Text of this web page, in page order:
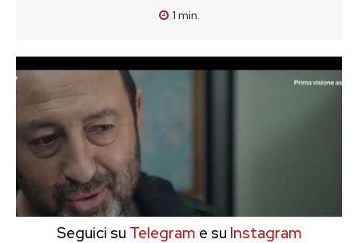
1 min.
Seguici su Telegram e su Instagram